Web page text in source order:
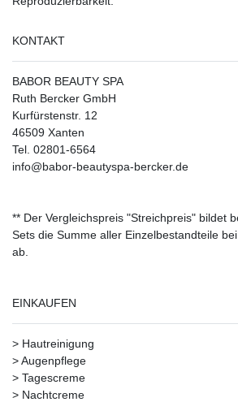
KONTAKT
BABOR BEAUTY SPA
Ruth Bercker GmbH
Kurfürstenstr. 12
46509 Xanten
Tel. 02801-6564
info@babor-beautyspa-bercker.de
** Der Vergleichspreis "Streichpreis" bildet
Sets die Summe aller Einzelbestandteile
ab.
EINKAUFEN
> Hautreinigung
>Augenpflege
> Tagescreme
> Nachtcreme